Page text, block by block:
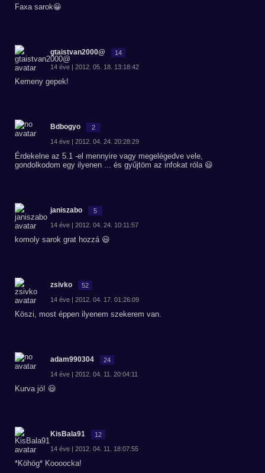
Faxa sarok😀
gtaistvan2000@ 14
14 éve | 2012. 05. 18. 13:18:42
Kemeny gepek!
Bdbogyo 2
14 éve | 2012. 04. 24. 20:28:29
Érdekelne az 5.1 -el mennyire vagy megelégedve vele,
gondolkodom egy ilyenen ... és gyűjtöm az infokat róla 😃
janiszabo 5
14 éve | 2012. 04. 24. 10:11:57
komoly sarok grat hozzá 😃
zsivko 52
14 éve | 2012. 04. 17. 01:26:09
Köszi, most éppen ilyenem szekerem van.
adam990304 24
14 éve | 2012. 04. 11. 20:04:11
Kurva jó! 😃
KisBala91 12
14 éve | 2012. 04. 11. 18:07:55
*Köhög* Koooocka!